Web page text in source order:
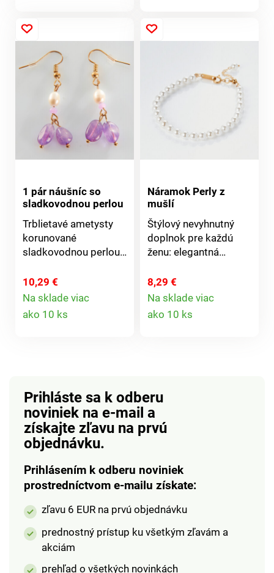
Dĺžka retiazky: 45 cm
+ 7 cm predĺženie.
1 pár náušníc so
sladkovodnou perlou
Trblietavé ametysty
korunované
sladkovodnou perlou,
leskom. Každý kus je
jedinečný. Ametyst =
ochranný kameň pre
10,29 €
Na sklade viac
ako 10 ks
Náramok Perly z
mušlí
Štýlový nevyhnutný
doplnok pre každú
ženu: elegantná
mušlí s rafinovaným
leskom a zlatistými
detailmi. Každý kus je
8,29 €
Na sklade viac
ako 10 ks
Prihláste sa k odberu
noviniek na e-mail a
získajte zľavu na prvú
objednávku.
Prihlásením k odberu noviniek
prostredníctvom e-mailu získate:
zľavu 6 EUR na prvú objednávku
prednostný prístup ku všetkým zľavám a
akciám
prehľad o všetkých novinkách